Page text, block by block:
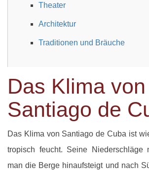
Theater
Architektur
Traditionen und Bräuche
Das Klima von
Santiago de
Das Klima von Santiago de Cuba ist
tropisch feucht. Seine Niederschläge
man die Berge hinaufsteigt und nach